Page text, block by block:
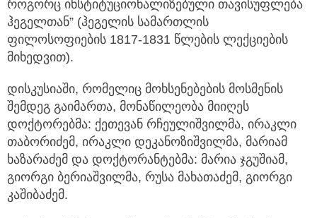
როგორც ინსტიტუციონალიზებული თავისუფლება
ჰეგელთან” (ჰეგელის სამართლის
ფილოსოფიების 1817-1831 წლების ლექციების
მიხედვით).
დისკუსიაში, რომელიც მოხსენებების მოსმენის
შემდეგ გაიმართა, მონაწილეობა მიიღეს
დოქტორებმა: ქეთევან რჩეულიშვილმა, ირაკლი
თაბორიძემ, ირაკლი დეკანოზიშვილმა, მარიამ
ხაზარაძემ და დოქტორანტებმა: მარია ჯგუშიამ,
გიორგი ბერიაშვილმა, რუსა მახათაძემ, გიორგი
კაშიბაძემ.